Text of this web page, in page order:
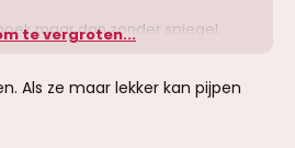
maar dan zonder spiegel.
te vergroten...
Als ze maar lekker kan pijpen